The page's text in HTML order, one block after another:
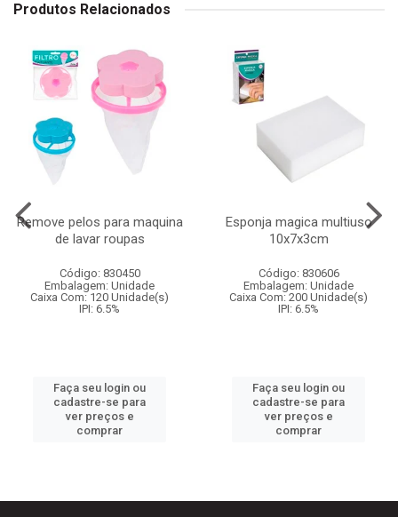
Produtos Relacionados
Remove pelos para maquina
de lavar roupas
Código: 830450
Embalagem: Unidade
Caixa Com: 120 Unidade(s)
IPI: 6.5%
Faça seu login ou
cadastre-se para
ver preços e
comprar
Esponja magica multiuso
10x7x3cm
Código: 830606
Embalagem: Unidade
Caixa Com: 200 Unidade(s)
IPI: 6.5%
Faça seu login ou
cadastre-se para
ver preços e
comprar